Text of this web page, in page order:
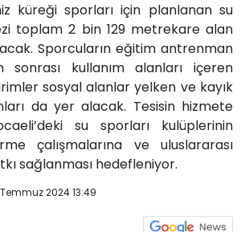
küreği sporları için planlanan su
toplam 2 bin 129 metrekare alan
Sporcuların eğitim antrenman
kullanım alanları içeren
sosyal alanlar yelken ve kayık
da yer alacak. Tesisin hizmete
su sporları kulüplerinin
çalışmalarına ve uluslararası
sağlanması hedefleniyor.
2024 13:49